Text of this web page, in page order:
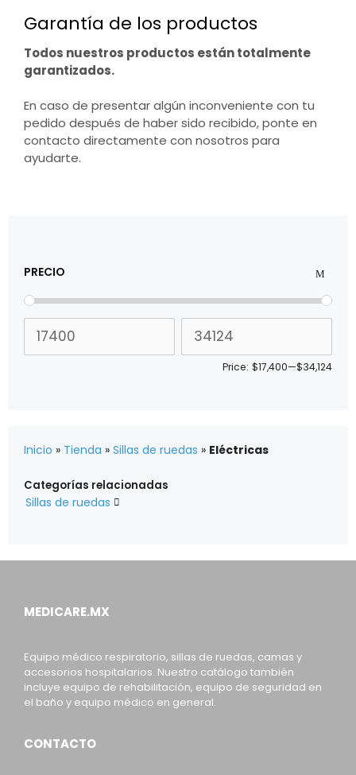
Garantía de los productos
Todos nuestros productos están totalmente
garantizados.
En caso de presentar algún inconveniente con tu
pedido después de haber sido recibido, ponte en
contacto directamente con nosotros para
ayudarte.
PRECIO
Price: $17,400—$34,124
Inicio » Tienda » Sillas de ruedas » Eléctricas
Categorías relacionadas
Sillas de ruedas 
MEDICARE.MX
Equipo médico respiratorio, sillas de ruedas, camas y
accesorios hospitalarios. Nuestro catálogo también
incluye equipo de rehabilitación, equipo de seguridad en
el baño y equipo médico en general.
CONTACTO